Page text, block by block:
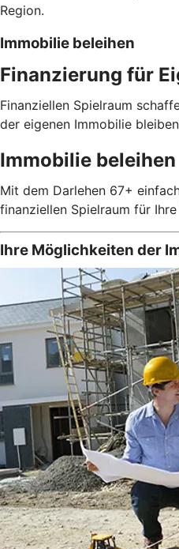
Region.
Immobilie beleihen
Finanzierung für
Finanziellen Spielraum
der eigenen Immobilie bleiben
Immobilie beleihen
Mit dem Darlehen 67+
finanziellen Spielraum für
Ihre Möglichkeiten der